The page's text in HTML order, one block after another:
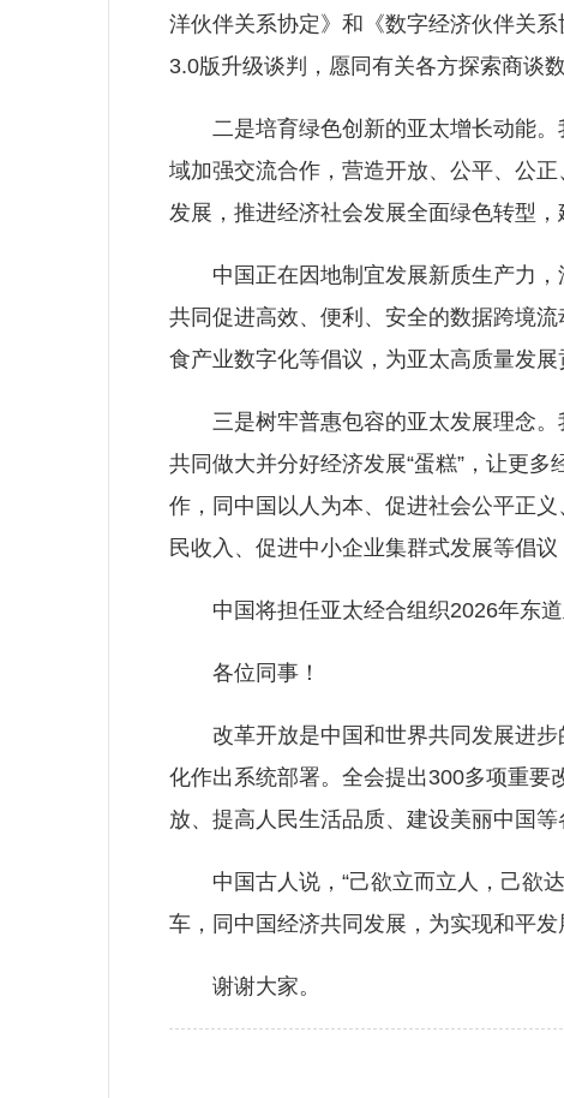
洋伙伴关系协定》和《数字经济伙伴关
3.0版升级谈判，愿同有关各方探索商谈
二是培育绿色创新的亚太增长动能。
域加强交流合作，营造开放、公平、公
发展，推进经济社会发展全面绿色转型
中国正在因地制宜发展新质生产力，
共同促进高效、便利、安全的数据跨境
食产业数字化等倡议，为亚太高质量发展
三是树牢普惠包容的亚太发展理念。
共同做大并分好经济发展“蛋糕”，让更
作，同中国以人为本、促进社会公平正
民收入、促进中小企业集群式发展等倡议
中国将担任亚太经合组织2026年东道
各位同事！
改革开放是中国和世界共同发展进步
化作出系统部署。全会提出300多项重要
放、提高人民生活品质、建设美丽中国
中国古人说，“己欲立而立人，己欲达
车，同中国经济共同发展，为实现和平
谢谢大家。